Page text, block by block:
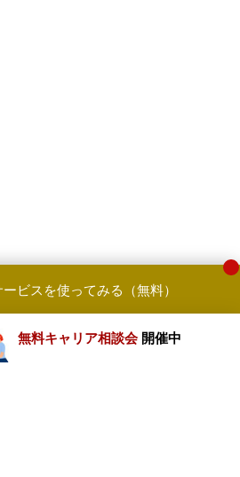
ビスを使ってみる（無料）
無料キャリア相談会 開催中